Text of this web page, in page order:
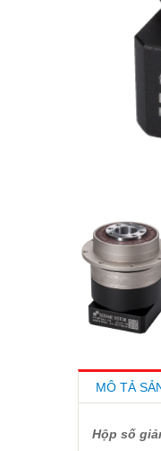
MÔ TẢ
Hộp số